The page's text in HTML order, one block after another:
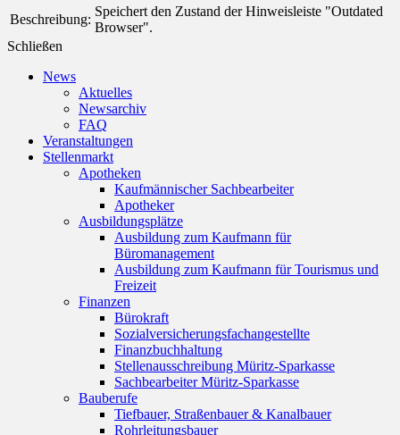
Beschreibung:
Speichert den Zustand der Hinweisleiste "Outdated
Browser".
Schließen
News
Aktuelles
Newsarchiv
FAQ
Veranstaltungen
Stellenmarkt
Apotheken
Kaufmännischer Sachbearbeiter
Apotheker
Ausbildungsplätze
Ausbildung zum Kaufmann für
Büromanagement
Ausbildung zum Kaufmann für Tourismus und
Freizeit
Finanzen
Bürokraft
Sozialversicherungsfachangestellte
Finanzbuchhaltung
Stellenausschreibung Müritz-Sparkasse
Sachbearbeiter Müritz-Sparkasse
Bauberufe
Tiefbauer, Straßenbauer & Kanalbauer
Rohrleitungsbauer